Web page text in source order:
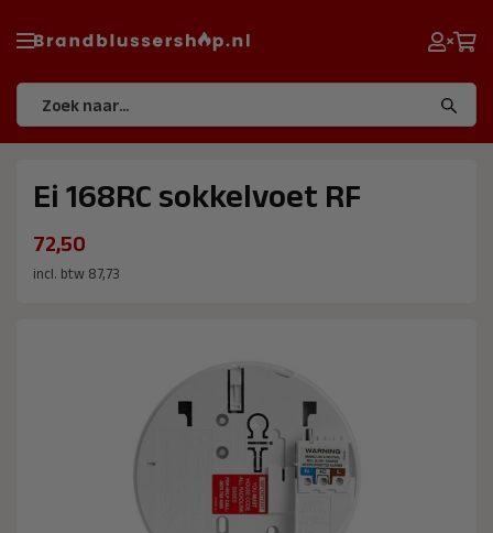
Ei 168RC sokkelvoet RF
72,50
incl. btw 87,73